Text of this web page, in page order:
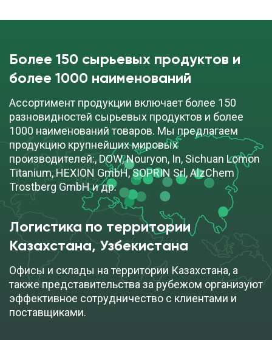
Более 150 сырьевых продуктов и
более 1000 наименований
Ассортимент продукции включает более 150
разновидностей сырьевых продуктов и более
1000 наименований товаров. Мы предлагаем
продукцию крупнейших мировых
производителей:, DOW, Nouryon, In, Sichuan Lomon
Titanium, HEXION GmbH, SOPRIN Srl, AlzChem
Trostberg GmbH и др.
Логистика по территории
Казахстана, Узбекистана
Офисы и склады на территории Казахстана, а
также представительства за рубежом организуют
эффективное сотрудничество с клиентами и
поставщиками.